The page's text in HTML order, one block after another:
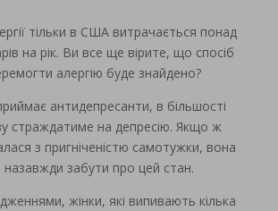
тільки в США витрачається понад
на рік. Ви все ще вірите, що спосіб
алергію буде знайдено?
антидепресанти, в більшості
страждатиме на депресію. Якщо ж
з пригніченістю самотужки, вона
назавжди забути про цей стан.
жінки, які випивають кілька